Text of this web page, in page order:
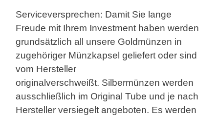
Serviceversprechen: Damit Sie lange
Freude mit Ihrem Investment haben werden
grundsätzlich all unsere Goldmünzen in
zugehöriger Münzkapsel geliefert oder sind
vom Hersteller
originalverschweißt. Silbermünzen werden
ausschließlich im Original Tube und je nach
Hersteller versiegelt angeboten. Es werden